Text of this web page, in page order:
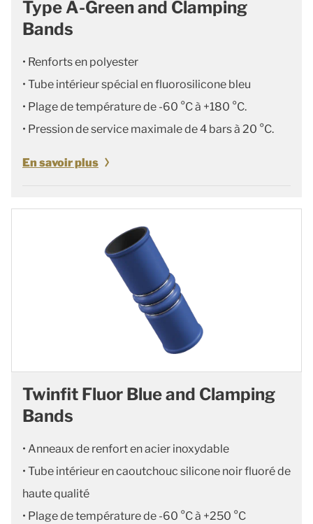
Type A-Green and Clamping
Bands
• Renforts en polyester
• Tube intérieur spécial en fluorosilicone bleu
• Plage de température de -60 °C à +180 °C.
• Pression de service maximale de 4 bars à 20 °C.
En savoir plus
Twinfit Fluor Blue and Clamping
Bands
• Anneaux de renfort en acier inoxydable
• Tube intérieur en caoutchouc silicone noir fluoré de
haute qualité
• Plage de température de -60 °C à +250 °C